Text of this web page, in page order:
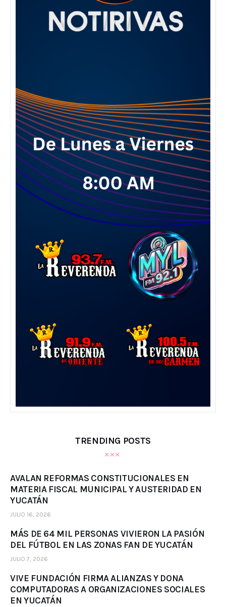
TRENDING POSTS
AVALAN REFORMAS CONSTITUCIONALES EN
MATERIA FISCAL MUNICIPAL Y AUSTERIDAD EN
YUCATÁN
JULIO 16, 2026
MÁS DE 64 MIL PERSONAS VIVIERON LA PASIÓN
DEL FÚTBOL EN LAS ZONAS FAN DE YUCATÁN
JULIO 7, 2026
VIVE FUNDACIÓN FIRMA ALIANZAS Y DONA
COMPUTADORAS A ORGANIZACIONES SOCIALES
EN YUCATÁN